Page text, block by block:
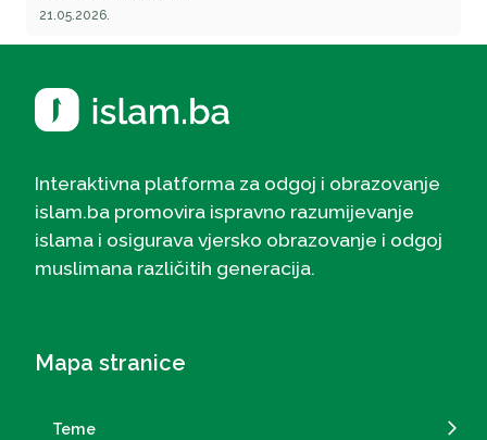
21.05.2026.
Interaktivna platforma za odgoj i obrazovanje
islam.ba promovira ispravno razumijevanje
islama i osigurava vjersko obrazovanje i odgoj
muslimana različitih generacija.
Mapa stranice
Teme